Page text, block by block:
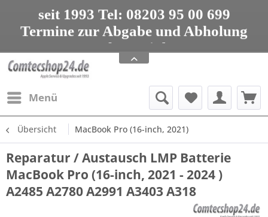
seit 1993 Tel: 08203 95 00 699
Termine zur Abgabe und Abholung
nur nach Vereinbarung
Apple Service, Upgrades und Zubehör
seit 1993 Tel: 08203 95 00 699
Menü
Übersicht MacBook Pro (16-inch, 2021)
Reparatur / Austausch LMP Batterie
MacBook Pro (16-inch, 2021 - 2024 )
A2485 A2780 A2991 A3403 A318